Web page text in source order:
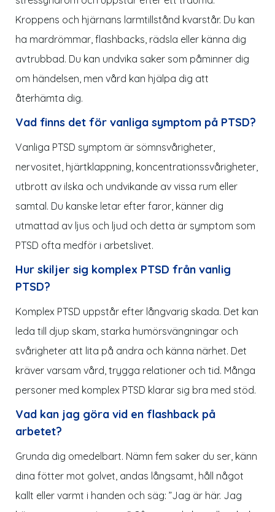
Kroppens och hjärnans larmtillstånd kvarstår. Du kan
ha mardrömmar, flashbacks, rädsla eller känna dig
avtrubbad. Du kan undvika saker som påminner dig
om händelsen, men vård kan hjälpa dig att
återhämta dig.
Vad finns det för vanliga symptom på PTSD?
Vanliga PTSD symptom är sömnsvårigheter,
nervositet, hjärtklappning, koncentrationssvårigheter,
utbrott av ilska och undvikande av vissa rum eller
samtal. Du kanske letar efter faror, känner dig
utmattad av ljus och ljud och detta är symptom som
PTSD ofta medför i arbetslivet.
Hur skiljer sig komplex PTSD från vanlig
PTSD?
Komplex PTSD uppstår efter långvarig skada. Det kan
leda till djup skam, starka humörsvängningar och
svårigheter att lita på andra och känna närhet. Det
kräver varsam vård, trygga relationer och tid. Många
personer med komplex PTSD klarar sig bra med stöd.
Vad kan jag göra vid en flashback på
arbetet?
Grunda dig omedelbart. Nämn fem saker du ser, känn
dina fötter mot golvet, andas långsamt, håll något
kallt eller varmt i handen och säg: ”Jag är här. Jag